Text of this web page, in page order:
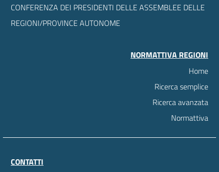
CONFERENZA DEI PRESIDENTI DELLE ASSEMBLEE DELLE
REGIONI/PROVINCE AUTONOME
NORMATTIVA REGIONI
Home
Ricerca semplice
Ricerca avanzata
Normattiva
CONTATTI